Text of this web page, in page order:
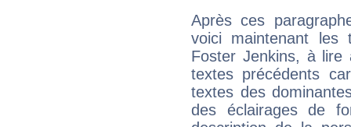
Après ces
voici maintenant les
Foster Jenkins, à lire
textes précédents
textes des
des éclairages de